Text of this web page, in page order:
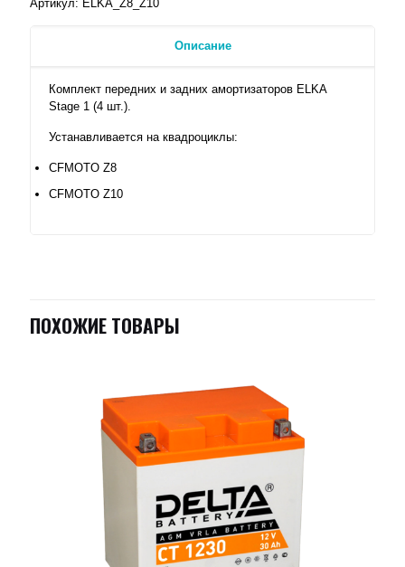
Артикул: ELKA_Z8_Z10
Описание
Комплект передних и задних амортизаторов ELKA
Stage 1 (4 шт.).
Устанавливается на квадроциклы:
CFMOTO Z8
CFMOTO Z10
ПОХОЖИЕ ТОВАРЫ